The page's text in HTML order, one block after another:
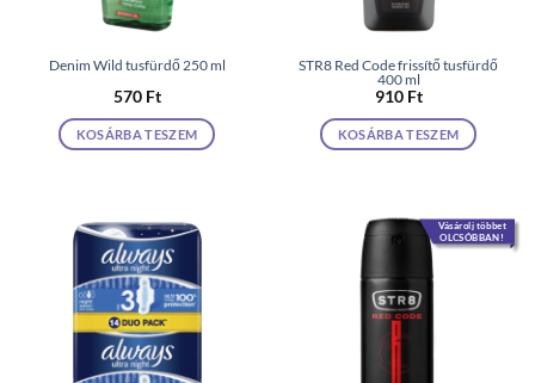
Denim Wild tusfürdő 250 ml
570 Ft
KOSÁRBA TESZEM
STR8 Red Code frissítő tusfürdő
400 ml
910 Ft
KOSÁRBA TESZEM
Vásárolj többet
OLCSÓBBAN!